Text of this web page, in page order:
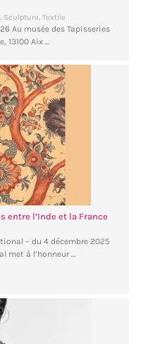
, Sculpture, Textile
Au musée des Tapisseries
13100 Aix …
entre l’Inde et la France
– du 4 décembre 2025
met à l’honneur …